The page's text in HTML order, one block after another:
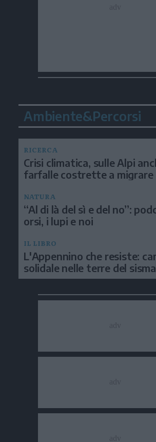
Ambiente&Percorsi
RICERCA
Crisi climatica, sulle Alpi
farfalle costrette a migrare
NATURA
“Al di là del sì e del no”:
orsi, i lupi e noi
IL LIBRO
L'Appennino che resiste:
solidale nelle terre del sisma